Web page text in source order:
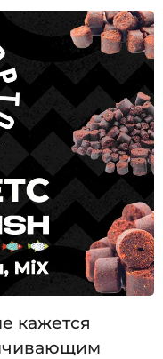
кажется